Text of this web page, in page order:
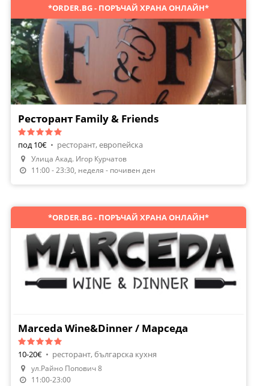
Направи Резервация
Поръчай Храна
*ORDER.BG - ПОРЪЧАЙ ХРАНА ОНЛАЙН*
Ресторант Family & Friends
под 10€ • ресторант, европейска
Улица Акад. Игор Курчатов
11:00 - 23:30, неделя - почивен ден
Направи Резервация
Поръчай Храна
*ORDER.BG - ПОРЪЧАЙ ХРАНА ОНЛАЙН*
Marceda Wine&Dinner / Марседа
10-20€ • ресторант, българска кухня
ул.Райно Попович 8
11:00-23:00